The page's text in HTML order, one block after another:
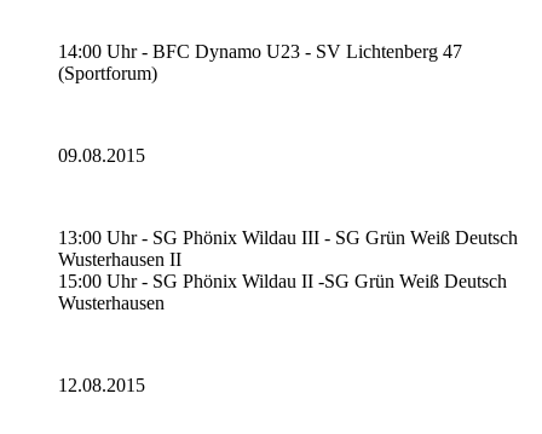
14:00 Uhr - BFC Dynamo U23 - SV Lichtenberg 47
(Sportforum)
09.08.2015
13:00 Uhr - SG Phönix Wildau III - SG Grün Weiß Deutsch
Wusterhausen II
15:00 Uhr - SG Phönix Wildau II -SG Grün Weiß Deutsch
Wusterhausen
12.08.2015